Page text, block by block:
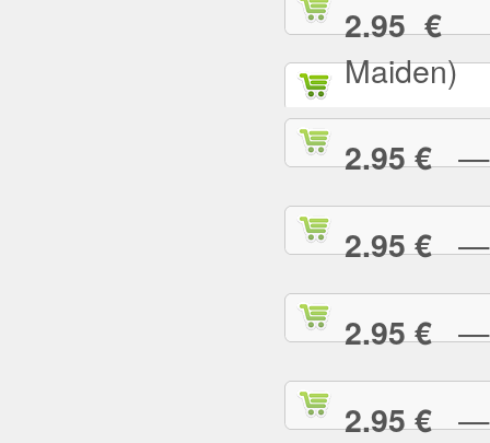
2.95 €—
Maiden)
2.95 €—
2.95 €—
2.95 €—
2.95 €—